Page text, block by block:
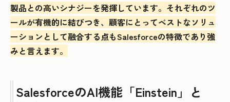
製品との高いシナジーを発揮しています。それぞれのツ
ールが有機的に結びつき、顧客にとってベストなソリュ
ーションとして融合する点もSalesforceの特徴であり強
みと言えます。
SalesforceのAI機能「Einstein」と